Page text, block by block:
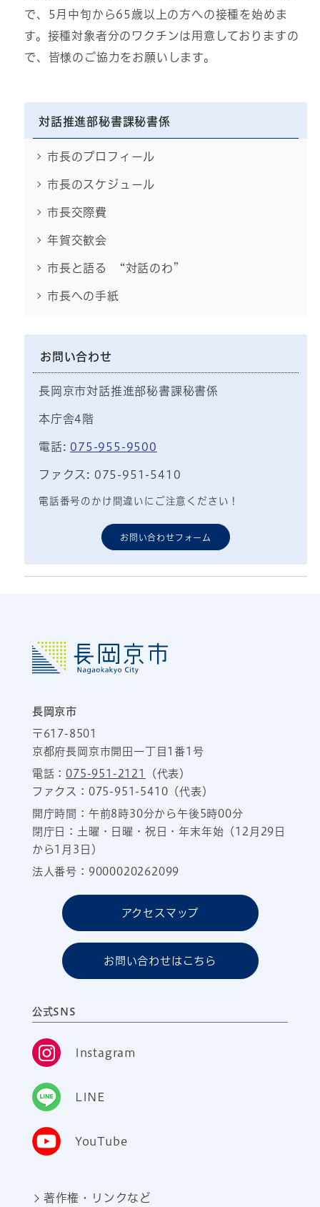
で、5月中旬から65歳以上の方への接種を始めま
す。接種対象者分のワクチンは用意しておりますの
で、皆様のご協力をお願いします。
対話推進部秘書課秘書係
市長のプロフィール
市長のスケジュール
市長交際費
年賀交歓会
市長と語る “対話のわ”
市長への手紙
お問い合わせ
長岡京市対話推進部秘書課秘書係
本庁舎4階
電話: 075-955-9500
ファクス: 075-951-5410
電話番号のかけ間違いにご注意ください！
お問い合わせフォーム
長岡京市
〒617-8501
京都府長岡京市開田一丁目1番1号
電話：075-951-2121
（代表）
ファクス：075-951-5410（代表）
開庁時間：午前8時30分から午後5時00分
閉庁日：土曜・日曜・祝日・年末年始（12月29日
から1月3日）
法人番号：9000020262099
アクセスマップ
お問い合わせはこちら
公式SNS
Instagram
LINE
YouTube
著作権・リンクなど